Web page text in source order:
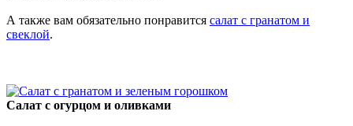
А также вам обязательно понравится салат с гранатом и
свеклой.
Салат с огурцом и оливками